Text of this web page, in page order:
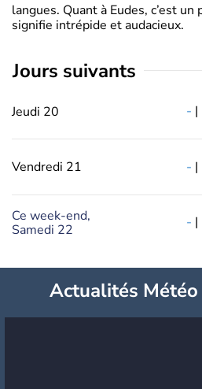
langues. Quant à Eudes, c’est
signifie intrépide et audacieux.
jours suivants
Jeudi 20 - |
Vendredi 21 - |
Ce week-end,
Samedi 22
- |
Actualités